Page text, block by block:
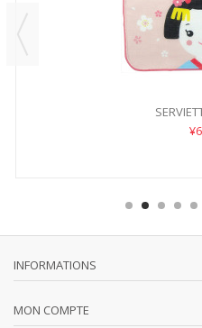
INFORMATIONS
MON COMPTE